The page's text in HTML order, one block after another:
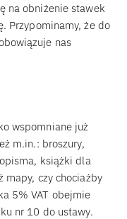
na obniżenie stawek
Przypominamy, że do
nas
wspomniane już
m.in.: broszury,
książki dla
czy chociażby
5% VAT obejmie
nr 10 do ustawy.